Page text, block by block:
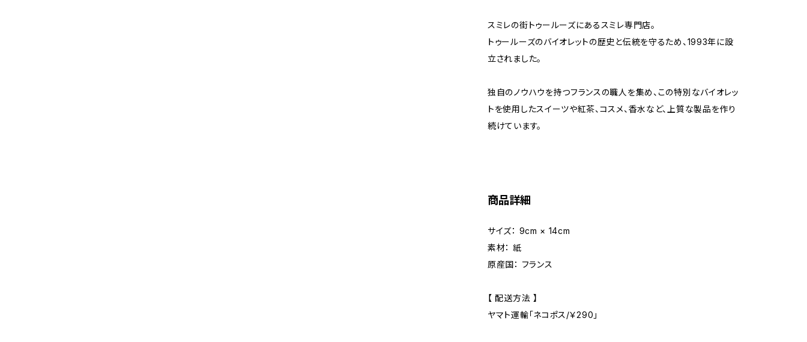
スミレの街トゥールーズにあるスミレ専門店。
トゥールーズのバイオレットの歴史と伝統を守るため、1993年に設
立されました。
独自のノウハウを持つフランスの職人を集め、この特別なバイオレッ
トを使用したスイーツや紅茶、コスメ、香水など、上質な製品を作り
続けています。
商品詳細
サイズ： 9cm × 14cm
素材： 紙
原産国： フランス
【 配送方法 】
ヤマト運輸「ネコポス/￥290」